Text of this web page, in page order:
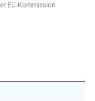
EU-Kommission